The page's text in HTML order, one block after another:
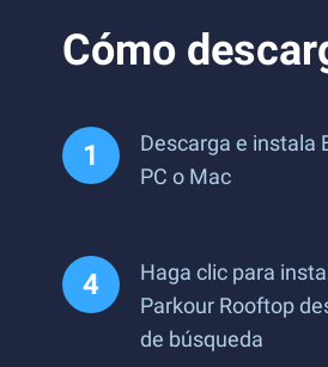
Cómo
Descarga e instala
PC o Mac
Haga clic para
Parkour Rooftop
de búsqueda